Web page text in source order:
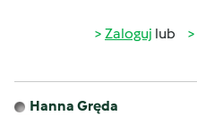
Zaloguj lub
Hanna Gręda